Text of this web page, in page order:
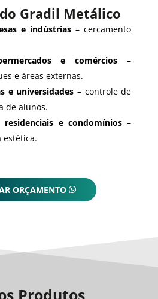
Gradil Metálico
e indústrias – cercamento
e comércios –
e áreas externas.
e universidades – controle de
de alunos.
residenciais e condomínios–
estética.
ORÇAMENTO
Produtos